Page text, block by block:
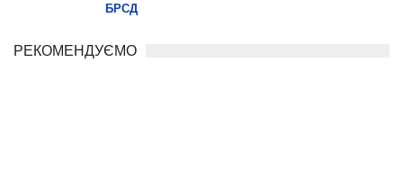
БРСД
РЕКОМЕНДУЄМО